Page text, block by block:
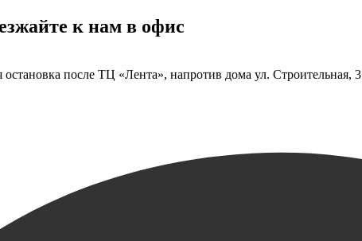
к нам в офис
после ТЦ «Лента», напротив дома ул. Строительная, 3